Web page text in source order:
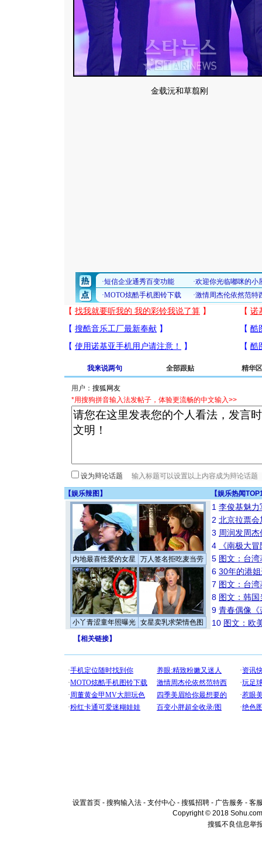
金载沅和草翦刚
我来说两句 全部跟贴 精华区
用户：
*用搜狗拼音输入法发帖子，体验更流畅的中文输入>>
设为辩论话题
【娱乐辣图 】 【娱乐热闻
内地最喜性爱的女星 万人签名拒吃麦当劳
小丫青涩童年照曝光 女星卖乳求荣情色图
1 李俊基魅力
2 北京拉票
3 周润发周
4
《南极大
5 图文：台
6 30年的港
7 图文：台
8 图文：韩
9 青春偶像《
10 图文：欧
【相关链接】
设置首页 - 搜狗输入法 - 支付中心 - 搜狐招聘 - 广告服务 - 客
Copyright © 2018
搜狐不良信息举